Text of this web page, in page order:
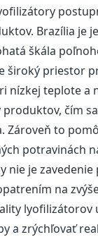
Brazília je
škála
široký priestor
nízkej teplote a
čím
Zároveň to
potravinách
nie je
na
a zrýchľovať